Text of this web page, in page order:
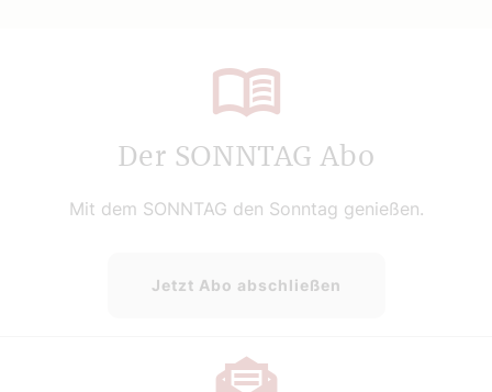
Der SONNTAG Abo
Mit dem SONNTAG den Sonntag genießen.
Jetzt Abo abschließen